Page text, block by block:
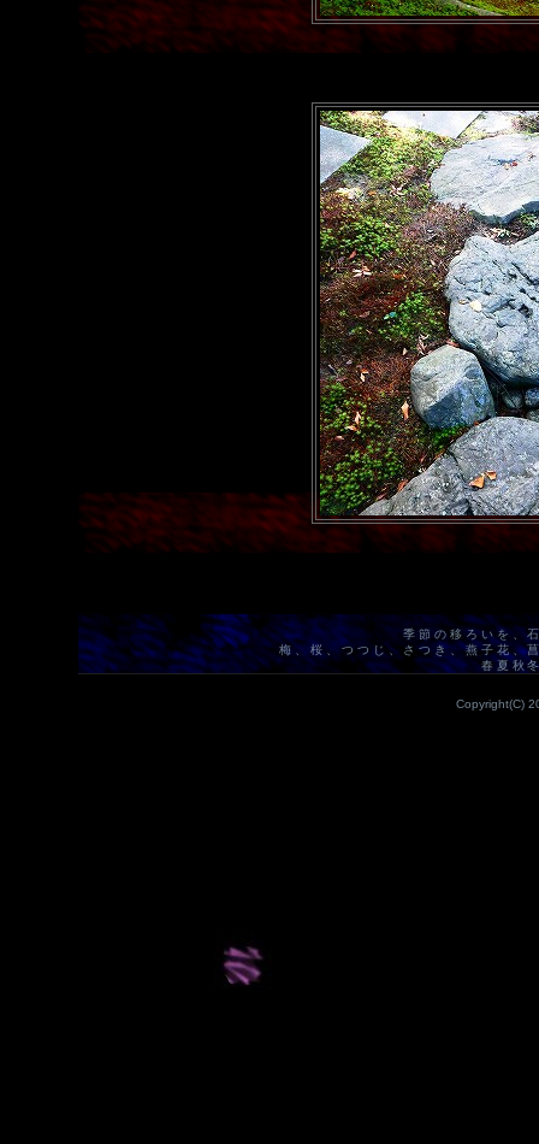
季節の移ろいを、
梅、桜、つつじ、さつき、燕子花、
春夏秋
Copyright(C)